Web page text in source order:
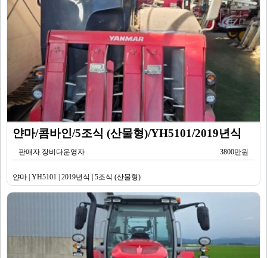
얀마/콤바인/5조식 (산물형)/YH5101/2019년식
판매자 장비다운영자 3800만원
얀마 | YH5101 | 2019년식 | 5조식 (산물형)